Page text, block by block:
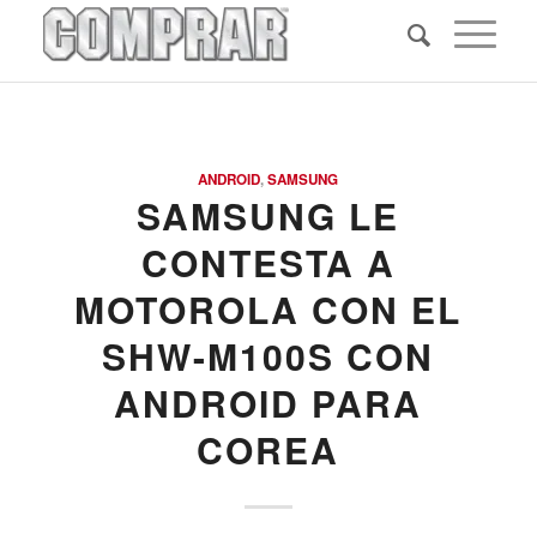
ANDROID,SAMSUNG
SAMSUNG LE
CONTESTA A
MOTOROLA CON EL
SHW-M100S CON
ANDROID PARA
COREA